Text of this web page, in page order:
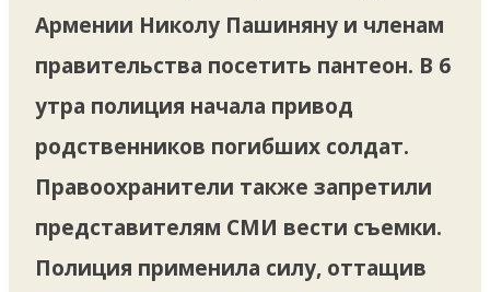
Армении Николу Пашиняну и членам
правительства посетить пантеон. В 6
утра полиция начала привод
родственников погибших солдат.
Правоохранители также запретили
представителям СМИ вести съемки.
Полиция применила силу, оттащив